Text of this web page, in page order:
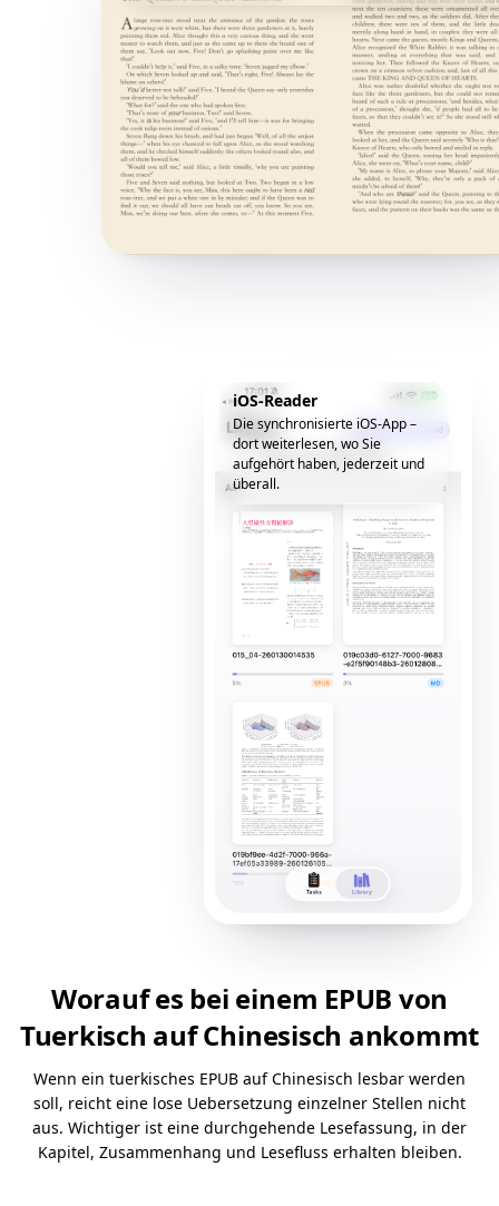
iOS-Reader
Die synchronisierte iOS-App –
dort weiterlesen, wo Sie
aufgehört haben, jederzeit und
überall.
Worauf es bei einem EPUB von
Tuerkisch auf Chinesisch ankommt
Wenn ein tuerkisches EPUB auf Chinesisch lesbar werden
soll, reicht eine lose Uebersetzung einzelner Stellen nicht
aus. Wichtiger ist eine durchgehende Lesefassung, in der
Kapitel, Zusammenhang und Lesefluss erhalten bleiben.